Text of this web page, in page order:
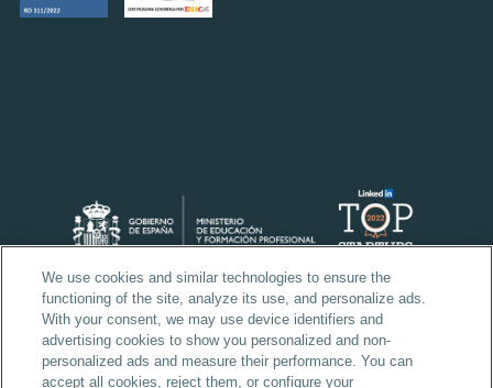
We use cookies and similar technologies to ensure the
functioning of the site, analyze its use, and personalize ads.
With your consent, we may use device identifiers and
advertising cookies to show you personalized and non-
personalized ads and measure their performance. You can
accept all cookies, reject them, or configure your